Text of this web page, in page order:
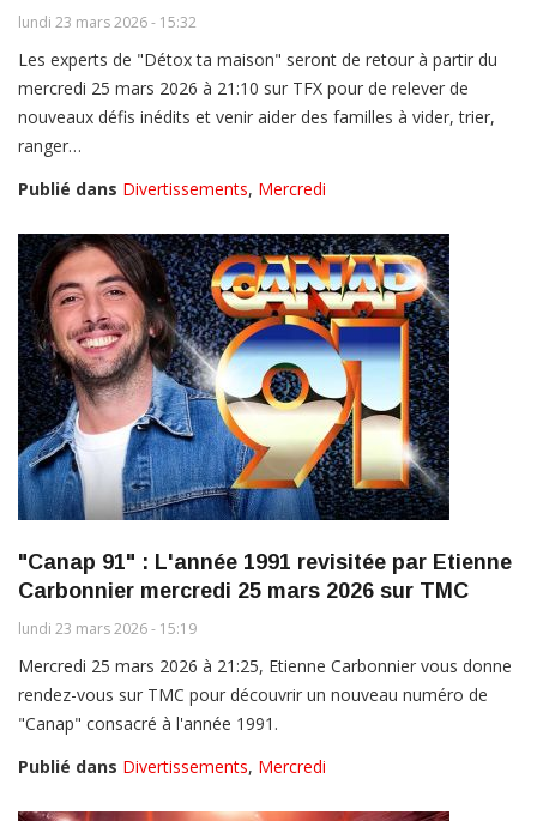
lundi 23 mars 2026 - 15:32
Les experts de "Détox ta maison" seront de retour à partir du
mercredi 25 mars 2026 à 21:10 sur TFX pour de relever de
nouveaux défis inédits et venir aider des familles à vider, trier,
ranger…
Publié dans Divertissements, Mercredi
"Canap 91" : L'année 1991 revisitée par Etienne
Carbonnier mercredi 25 mars 2026 sur TMC
lundi 23 mars 2026 - 15:19
Mercredi 25 mars 2026 à 21:25, Etienne Carbonnier vous donne
rendez-vous sur TMC pour découvrir un nouveau numéro de
"Canap" consacré à l'année 1991.
Publié dans Divertissements, Mercredi